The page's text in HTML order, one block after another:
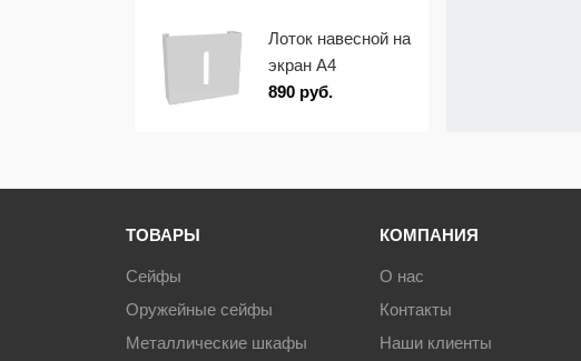
Лоток навесной на
экран А4
890 руб.
ТОВАРЫ
Сейфы
Оружейные сейфы
Металлические шкафы
КОМПАНИЯ
О нас
Контакты
Наши клиенты